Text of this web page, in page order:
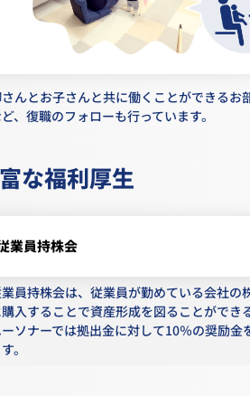
んとお子さんと共に働くことができるお
、復職のフォローも行っています。
な福利厚生
業員持株会
員持株会は、従業員が勤めている会社の
入することで資産形成を図ることができ
ソナーでは拠出金に対して10％の奨励金
。